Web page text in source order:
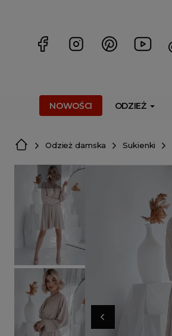
NOWOŚCI ODZIEŻ
Odzież damska Sukienki